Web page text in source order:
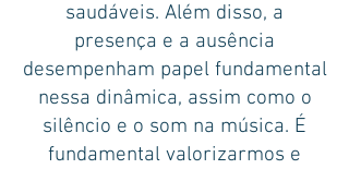
saudáveis. Além disso, a
presença e a ausência
desempenham papel fundamental
nessa dinâmica, assim como o
silêncio e o som na música. É
fundamental valorizarmos e